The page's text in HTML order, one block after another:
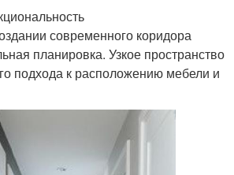
современного коридора
планировка. Узкое пространство
подхода к расположению мебели и